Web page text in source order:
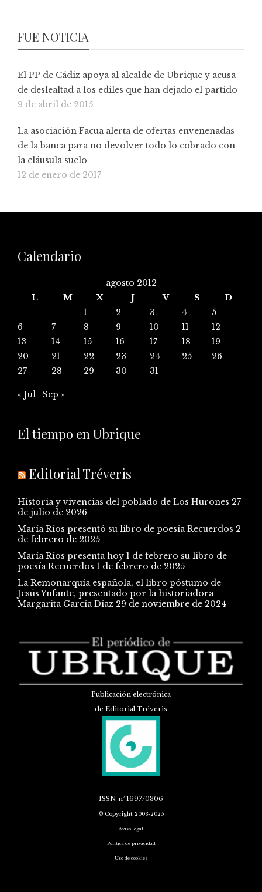
FUE NOTICIA
El PP de Cádiz apoya al alcalde de Ubrique y acusa
de deslealtad a los ediles que han dejado el partido
9 de abril de 2015
La asociación Facua alerta de ofertas envenenadas
de la banca para no devolver todo lo cobrado con
la cláusula suelo
12 de enero de 2017
Calendario
agosto 2012
L
M X J V S
D
1
2 3 4
5
6
7 8 9 10 11
12
13
14 15 16 17 18
19
20
21 22 23 24 25
26
27
28 29 30 31
« Jul Sep »
El tiempo en Ubrique
Editorial Tréveris
Historia y vivencias del poblado de Los Hurones 27
de julio de 2026
María Ríos presentó su libro de poesía Recuerdos 2
de febrero de 2025
María Ríos presenta hoy 1 de febrero su libro de
poesía Recuerdos 1 de febrero de 2025
La Remonarquía española, el libro póstumo de
Jesús Ynfante, presentado por la historiadora
Margarita García Díaz 29 de noviembre de 2024
Publicación electrónica
de Editorial Tréveris
ISSN nº 1697/0306
© Copyright 2003-2025
Aviso legal
Política de privacidad
Uso de cookies